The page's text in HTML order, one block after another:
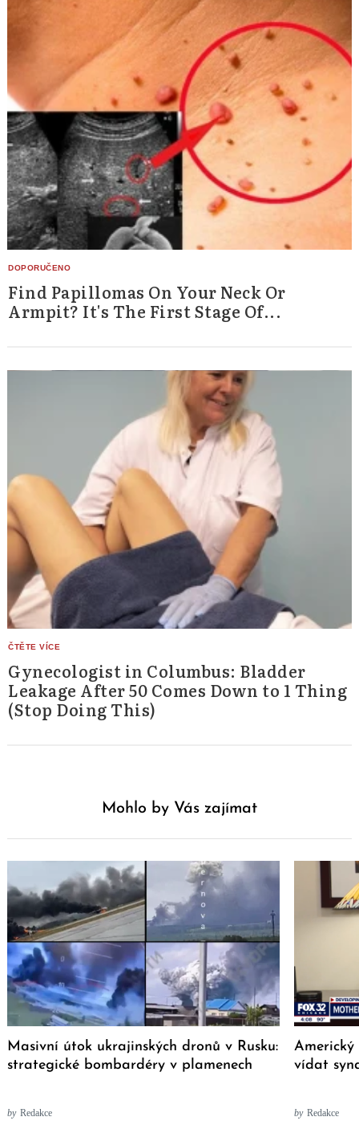
Find Papillomas On Your Neck Or
Armpit? It's The First Stage Of...
Gynecologist in Columbus: Bladder
Leakage After 50 Comes Down to 1 Thing
(Stop Doing This)
Mohlo by Vás zajímat
Masivní útok ukrajinských dronů v Rusku:
strategické bombardéry v plamenech
by Redakce
Americký
vídat
by Redakce